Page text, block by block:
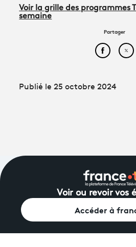
Voir la grille des programmes
semaine
Partager
Publié le 25 octobre 2024
Voir ou revoir vos
Accéder à